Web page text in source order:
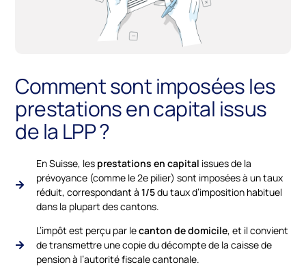
Comment sont imposées les
prestations en capital issus
de la LPP ?
En Suisse, les prestations en capital issues de la
prévoyance (comme le 2e pilier) sont imposées à un taux
réduit, correspondant à 1/5du taux d’imposition habituel
dans la plupart des cantons.
L’impôt est perçu par lecanton de domicile, et il convient
de transmettre une copie du décompte de la caisse de
pension à l’autorité fiscale cantonale.